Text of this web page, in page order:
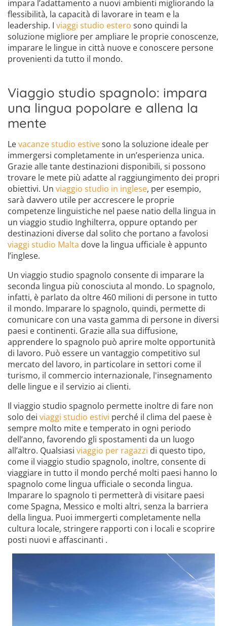
impara l’adattamento a nuovi ambienti migliorando la
flessibilità, la capacità di lavorare in team e la
leadership. I viaggi studio estero sono quindi la
soluzione migliore per ampliare le proprie conoscenze,
imparare le lingue in città nuove e conoscere persone
provenienti da tutto il mondo.
Viaggio studio spagnolo: impara
una lingua popolare e allena la
mente
Levacanze studio estivesono la soluzione ideale per
immergersi completamente in un’esperienza unica.
Grazie alle tante destinazioni disponibili, si possono
trovare le mete più adatte al raggiungimento dei propri
obiettivi. Un viaggio studio in inglese, per esempio,
sarà davvero utile per accrescere le proprie
competenze linguistiche nel paese natio della lingua in
un viaggio studio Inghilterra, oppure optando per
destinazioni diverse dal solito che portano a favolosi
viaggi studio Malta dove la lingua ufficiale è appunto
l’inglese.
Un viaggio studio spagnolo consente di imparare la
seconda lingua più conosciuta al mondo. Lo spagnolo,
infatti, è parlato da oltre 460 milioni di persone in tutto
il mondo. Imparare lo spagnolo, quindi, permette di
comunicare con una vasta gamma di persone in diversi
paesi e continenti. Grazie alla sua diffusione,
apprendere lo spagnolo può aprire molte opportunità
di lavoro. Può essere un vantaggio competitivo sul
mercato del lavoro, in particolare in settori come il
turismo, il commercio internazionale, l'insegnamento
delle lingue e il servizio ai clienti.
Il viaggio studio spagnolo permette inoltre di fare non
solo dei viaggi studio estivi perché il clima del paese è
sempre molto mite e temperato in ogni periodo
dell’anno, favorendo gli spostamenti da un luogo
all’altro. Qualsiasi viaggio per ragazzi di questo tipo,
come il viaggio studio spagnolo, inoltre, consente di
viaggiare in tutto il mondo perché molti paesi hanno lo
spagnolo come lingua ufficiale o seconda lingua.
Imparare lo spagnolo ti permetterà di visitare paesi
come Spagna, Messico e molti altri, senza la barriera
della lingua. Puoi immergerti completamente nella
cultura locale, stringere rapporti con i locali e scoprire
posti nuovi e affascinanti .